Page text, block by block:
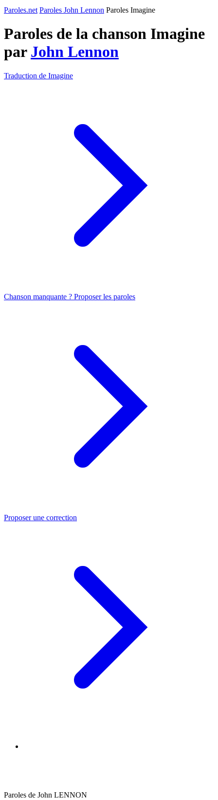
Paroles.net Paroles John Lennon Paroles Imagine
Paroles de la chanson Imagine
par John Lennon
Traduction de Imagine
Chanson manquante ? Proposer les paroles
Proposer une correction
Paroles de John LENNON